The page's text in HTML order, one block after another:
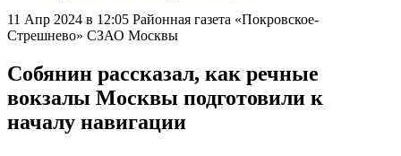
11 Апр 2024 в 12:05 Районная газета «Покровское-
Стрешнево» СЗАО Москвы
Собянин рассказал, как речные
вокзалы Москвы подготовили к
началу навигации